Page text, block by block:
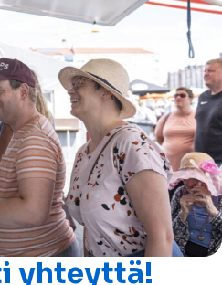
yhteyttä!